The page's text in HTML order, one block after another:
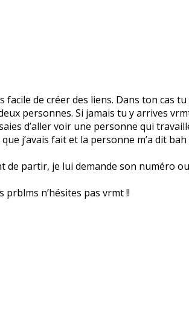
facile de créer des liens. Dans ton
personnes. Si jamais tu y arrives
d’aller voir une personne qui
j’avais fait et la personne m’a dit
de partir, je lui demande son numéro
prblms n’hésites pas vrmt !!